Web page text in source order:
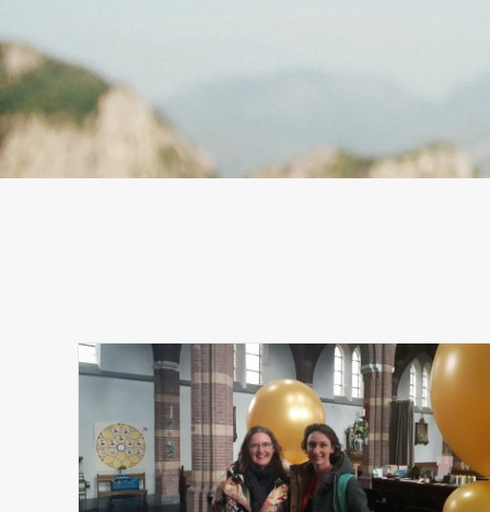
Interview over de plannen
van de Great Citizens
Movement